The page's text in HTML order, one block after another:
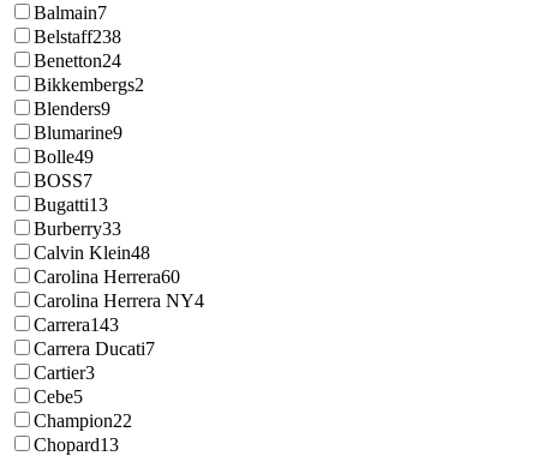
Balmain7
Belstaff238
Benetton24
Bikkembergs2
Blenders9
Blumarine9
Bolle49
BOSS7
Bugatti13
Burberry33
Calvin Klein48
Carolina Herrera60
Carolina Herrera NY4
Carrera143
Carrera Ducati7
Cartier3
Cebe5
Champion22
Chopard13